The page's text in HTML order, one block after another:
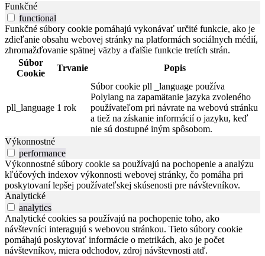
Funkčné
functional
Funkčné súbory cookie pomáhajú vykonávať určité funkcie, ako je
zdieľanie obsahu webovej stránky na platformách sociálnych médií,
zhromažďovanie spätnej väzby a ďalšie funkcie tretích strán.
Súbor
Cookie
Trvanie Popis
pll_language 1 rok
Súbor cookie pll _language používa
Polylang na zapamätanie jazyka zvoleného
používateľom pri návrate na webovú stránku
a tiež na získanie informácií o jazyku, keď
nie sú dostupné iným spôsobom.
Výkonnostné
performance
Výkonnostné súbory cookie sa používajú na pochopenie a analýzu
kľúčových indexov výkonnosti webovej stránky, čo pomáha pri
poskytovaní lepšej používateľskej skúsenosti pre návštevníkov.
Analytické
analytics
Analytické cookies sa používajú na pochopenie toho, ako
návštevníci interagujú s webovou stránkou. Tieto súbory cookie
pomáhajú poskytovať informácie o metrikách, ako je počet
návštevníkov, miera odchodov, zdroj návštevnosti atď.